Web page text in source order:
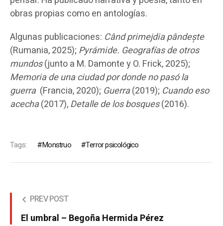
obras propias como en antologías.
Algunas publicaciones: Când primejdia pândește
(Rumania, 2025); Pyrámide. Geografías de otros
mundos(junto a M. Damonte y O. Frick, 2025);
Memoria de una ciudad por donde no pasó la
guerra(Francia, 2020); Guerra(2019); Cuando eso
acecha(2017),Detalle de los bosques(2016).
Tags: Monstruo Terror psicológico
PREV POST
El umbral – Begoña Hermida Pérez